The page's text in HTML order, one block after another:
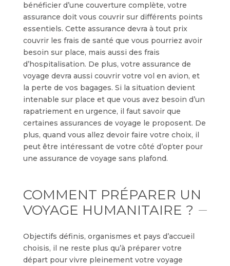
bénéficier d’une couverture complète, votre
assurance doit vous couvrir sur différents points
essentiels. Cette assurance devra à tout prix
couvrir les frais de santé que vous pourriez avoir
besoin sur place, mais aussi des frais
d’hospitalisation. De plus, votre assurance de
voyage devra aussi couvrir votre vol en avion, et
la perte de vos bagages. Si la situation devient
intenable sur place et que vous avez besoin d’un
rapatriement en urgence, il faut savoir que
certaines assurances de voyage le proposent. De
plus, quand vous allez devoir faire votre choix, il
peut être intéressant de votre côté d’opter pour
une assurance de voyage sans plafond.
COMMENT PRÉPARER UN
VOYAGE HUMANITAIRE ?
Objectifs définis, organismes et pays d’accueil
choisis, il ne reste plus qu’à préparer votre
départ pour vivre pleinement votre voyage